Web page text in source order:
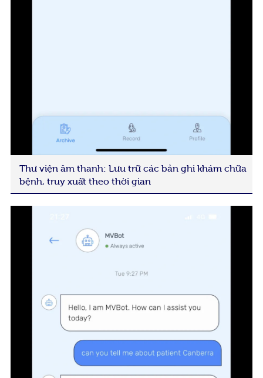
Thư viện âm thanh: Lưu trữ các bản ghi khám chữa
bệnh, truy xuất theo thời gian